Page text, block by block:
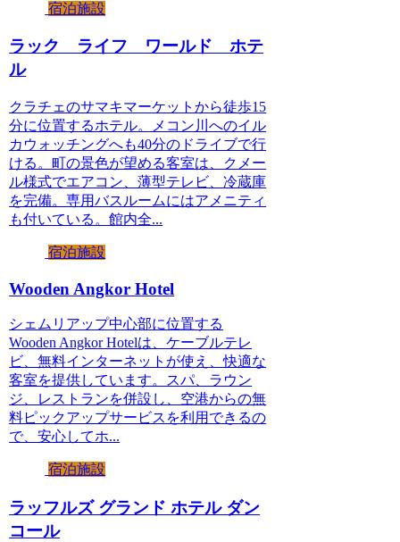
宿泊施設
ラック ライフ ワールド ホテ
ル
クラチェのサマキマーケットから徒歩15
分に位置するホテル。メコン川へのイル
カウォッチングへも40分のドライブで行
ける。町の景色が望める客室は、クメー
ル様式でエアコン、薄型テレビ、冷蔵庫
を完備。専用バスルームにはアメニティ
も付いている。館内全...
宿泊施設
Wooden Angkor Hotel
シェムリアップ中心部に位置する
Wooden Angkor Hotelは、ケーブルテレ
ビ、無料インターネットが使え、快適な
客室を提供しています。スパ、ラウン
ジ、レストランを併設し、空港からの無
料ピックアップサービスを利用できるの
で、安心してホ...
宿泊施設
ラッフルズ グランド ホテル ダン
コール